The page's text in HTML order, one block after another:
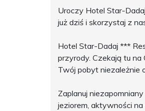
Uroczy Hotel Star-
już dziś i skorzystaj z
Hotel Star-Dadaj ***
przyrody. Czekają tu na
Twój pobyt niezależnie
Zaplanuj
jeziorem, aktywności